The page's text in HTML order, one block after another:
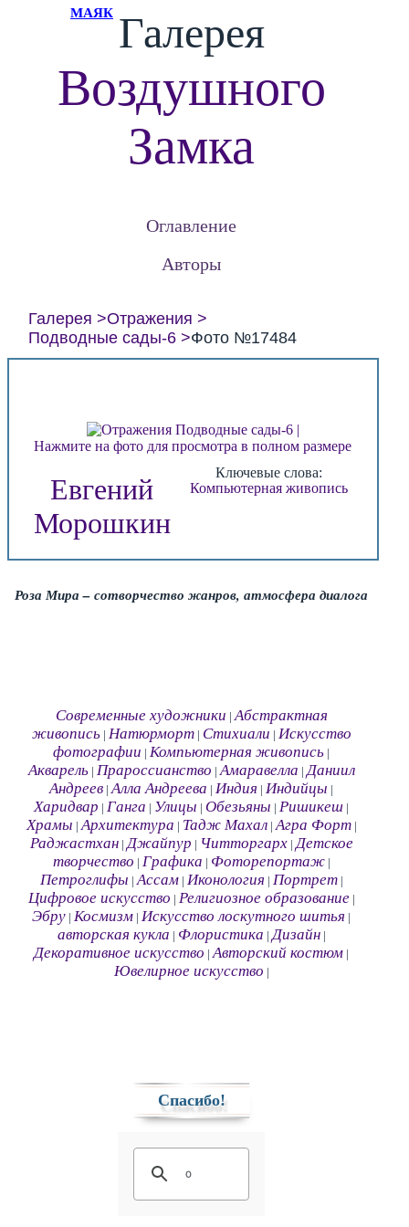
МАЯК Галерея
Воздушного
Замка
Оглавление
Авторы
Галерея
Отражения
Подводные сады-6
Фото №17484
Нажмите на фото для просмотра в полном размере
Евгений
Морошкин
Ключевые слова:
Компьютерная живопись
Роза Мира – сотворчество жанров, атмосфера диалога
Современные художники |Абстрактная
живопись| Натюрморт| Стихиали Искусство
фотографии |Компьютерная живопись
Акварель| Прароссианство |Амаравелла |Даниил
Андреев |Алла Андреева |Индия |Индийцы
Харидвар |Ганга Улицы |Обезьяны |Ришикеш
Храмы |Архитектура Тадж Махал|Агра Форт|
Раджастхан|Джайпур Читторгарх|Детское
творчество Графика Фоторепортаж|
Петроглифы |Ассам| Иконология Портрет|
Цифровое искусство Религиозное образование|
Эбру |Космизм |Искусство лоскутного шитья
авторская кукла Флористика |Дизайн|
Декоративное искусство |Авторский костюм
Ювелирное искусство
Спасибо!